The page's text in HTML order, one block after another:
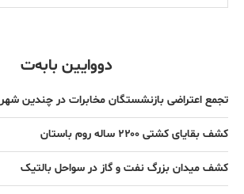
دووایین بابەت
تجمع اعتراضی بازنشستگان مخابرات در چندین
کشف بقایای کشتی ۲۲۰۰ ساله روم باستان
کشف میدان بزرگ نفت و گاز در سواحل بالتیک